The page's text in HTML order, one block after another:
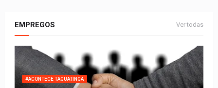
EMPREGOS Ver todas
#ACONTECE TAGUATINGA